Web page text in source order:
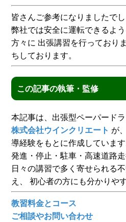
皆さんご参考になりましたで
弊社では安全に運転できるよ
方々に 出張講習を行っており
ちしております。
この記事の執筆・監修
本記事は、出張型ペーパード
株式会社ウインクリエート が
導経験をもとに作成しています
発進・停止・駐車・高速道路走
日々の講習で多く寄せられる
え、 初心者の方にも分かりや
教習料金とコース
ご相談やお問い合わせ